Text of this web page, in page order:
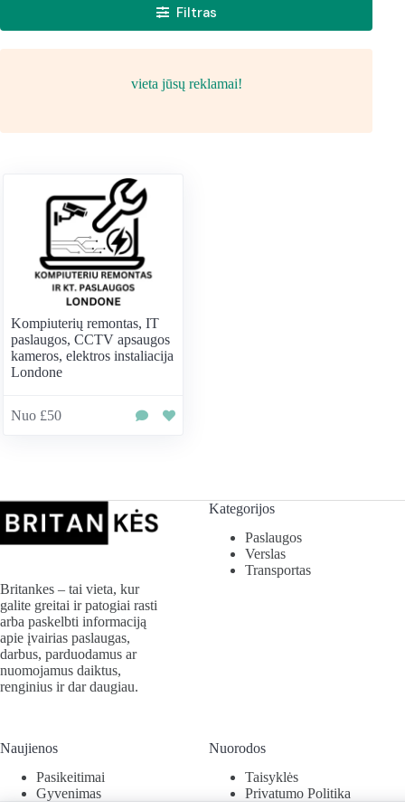
Filtras
vieta jūsų reklamai!
Kompiuterių remontas, IT
paslaugos, CCTV apsaugos
kameros, elektros instaliacija
Londone
Nuo £50
Britankes – tai vieta, kur
galite greitai ir patogiai rasti
arba paskelbti informaciją
apie įvairias paslaugas,
darbus, parduodamus ar
nuomojamus daiktus,
renginius ir dar daugiau.
Kategorijos
Paslaugos
Verslas
Transportas
Naujienos
Pasikeitimai
Gyvenimas
Nuorodos
Taisyklės
Privatumo Politika